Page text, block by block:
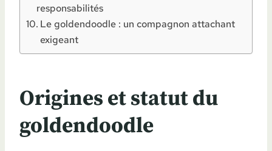
responsabilités
Le goldendoodle : un compagnon attachant
exigeant
Origines et statut du
goldendoodle